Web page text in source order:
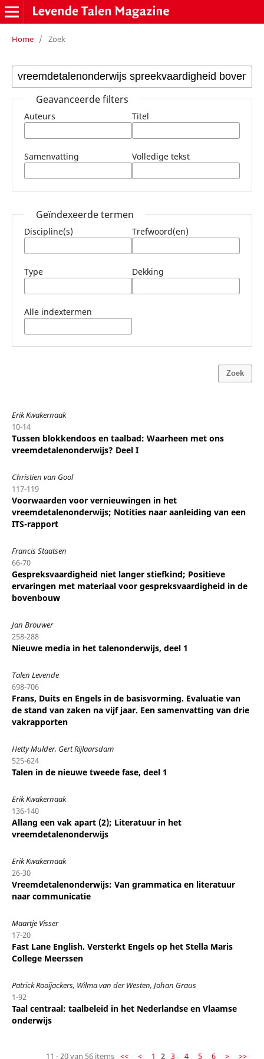
Home / Zoek
Geavanceerde filters
Auteurs Titel
Samenvatting Volledige tekst
Geïndexeerde termen
Discipline(s) Trefwoord(en)
Type Dekking
Alle indextermen
Zoek
Erik Kwakernaak
10-14
Tussen blokkendoos en taalbad: Waarheen met ons
vreemdetalenonderwijs? Deel I
Christien van Gool
117-119
Voorwaarden voor vernieuwingen in het
vreemdetalenonderwijs; Notities naar aanleiding van een
ITS-rapport
Francis Staatsen
66-70
Gespreksvaardigheid niet langer stiefkind; Positieve
ervaringen met materiaal voor gespreksvaardigheid in de
bovenbouw
Jan Brouwer
258-288
Nieuwe media in het talenonderwijs, deel 1
Talen Levende
698-706
Frans, Duits en Engels in de basisvorming. Evaluatie van
de stand van zaken na vijf jaar. Een samenvatting van drie
vakrapporten
Hetty Mulder, Gert Rijlaarsdam
525-624
Talen in de nieuwe tweede fase, deel 1
Erik Kwakernaak
136-140
Allang een vak apart (2); Literatuur in het
vreemdetalenonderwijs
Erik Kwakernaak
26-30
Vreemdetalenonderwijs: Van grammatica en literatuur
naar communicatie
Maartje Visser
17-20
Fast Lane English. Versterkt Engels op het Stella Maris
College Meerssen
Patrick Rooijackers, Wilma van der Westen, Johan Graus
1-92
Taal centraal: taalbeleid in het Nederlandse en Vlaamse
onderwijs
11 - 20 van 56 items << < 1 2 3 4 5 6 > >>